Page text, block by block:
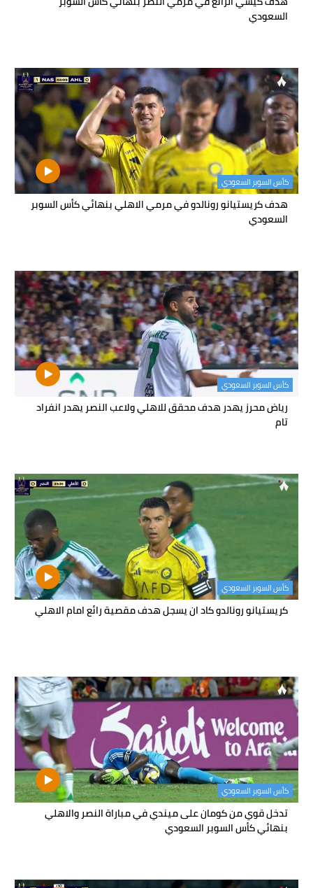
السعودي
كأس السوبر السعودي
هدف كريستيانو رونالدو في مرمي الاهلي بنهائي كأس السوبر
السعودي
كأس السوبر السعودي
رياض محرز يهدر هدف محقق للاهلي ولاعب النصر يهدر انفراد
تام
كأس السوبر السعودي
كريستيانو رونالدو كاد ان يسجل هدف مقصية رائع امام الاهلي
كأس السوبر السعودي
تدخل قوي من كومان على ميندي في مباراة النصر والاهلي
بنهائي كأس السوبر السعودي